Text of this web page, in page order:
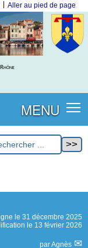
Aller au pied de page
MENU
le 31 décembre 2025
le 13 février 2026
parAgnès